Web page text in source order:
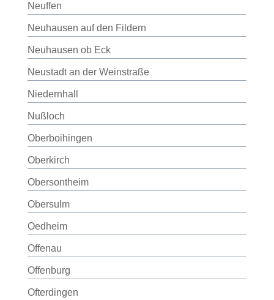
Neuffen
Neuhausen auf den Fildern
Neuhausen ob Eck
Neustadt an der Weinstraße
Niedernhall
Nußloch
Oberboihingen
Oberkirch
Obersontheim
Obersulm
Oedheim
Offenau
Offenburg
Ofterdingen